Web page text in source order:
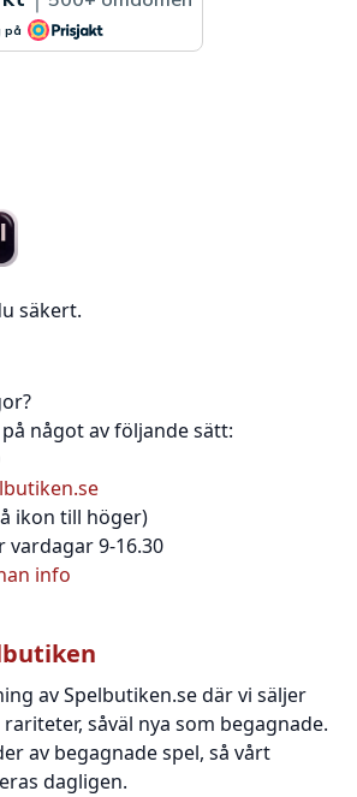
säkert.
något av följande sätt:
ikon till höger)
9-16.30
info
av Spelbutiken.se där vi säljer
såväl nya som begagnade.
av begagnade spel, så vårt
dagligen.